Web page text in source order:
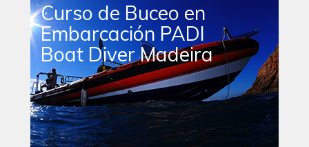
Curso de Buceo en
Embarcación PADI
Boat Diver Madeira